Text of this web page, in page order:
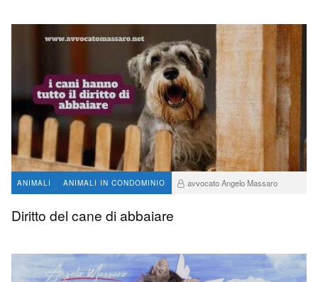
ANIMALI ANIMALI IN CONDOMINIO
avvocato Angelo Massaro
Diritto del cane di abbaiare